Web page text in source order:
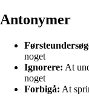
Antonymer
noget
Ignorere: At
noget
Forbigå: At